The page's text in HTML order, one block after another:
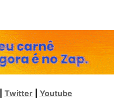
Twitter| Youtube